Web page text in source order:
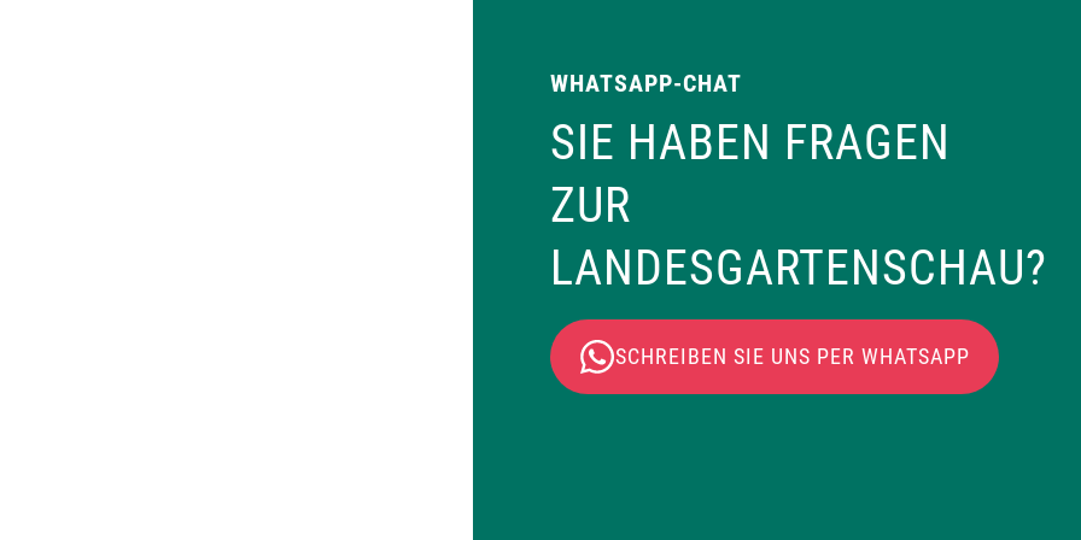
WHATSAPP-CHAT
SIE HABEN FRAGEN
ZUR
LANDESGARTENSCHAU?
SCHREIBEN SIE UNS PER WHATSAPP